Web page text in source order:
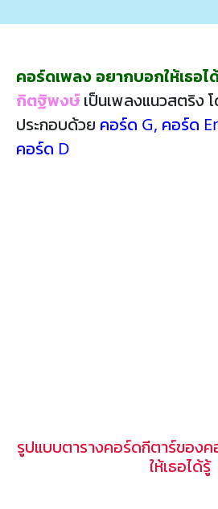
คอร์ดเพลง อยากบอกให้เธอไ
กิตฐิพงษ์ เป็นเพลงแนวสตริง
ประกอบด้วย คอร์ด G, คอร์ด
คอร์ด D
รูปแบบตารางคอร์ดกีตาร์ของ
ให้เธอได้รู้